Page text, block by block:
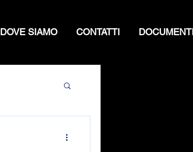
DOVE SIAMO CONTATTI